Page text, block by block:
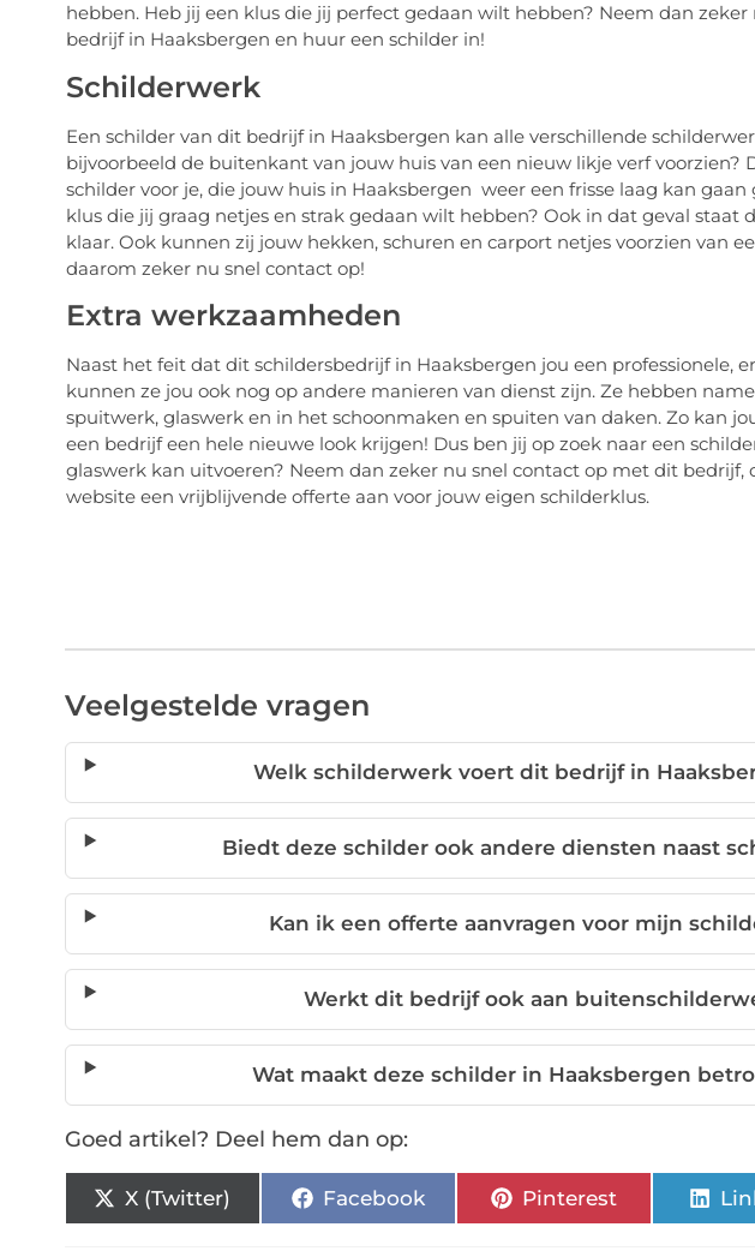
hebben. Heb jij een klus die jij perfect gedaan wilt hebben? Neem dan
bedrijf in Haaksbergen en huur een schilder in!
Schilderwerk
Een schilder van dit bedrijf in Haaksbergen kan alle verschillende
bijvoorbeeld de buitenkant van jouw huis van een nieuw likje verf voorzien?
schilder voor je, die jouw huis in Haaksbergen weer een frisse laag kan
klus die jij graag netjes en strak gedaan wilt hebben? Ook in dat geval staat
klaar. Ook kunnen zij jouw hekken, schuren en carport netjes voorzien van
daarom zeker nu snel contact op!
Extra werkzaamheden
Naast het feit dat dit schildersbedrijf in Haaksbergen jou een professionele,
kunnen ze jou ook nog op andere manieren van dienst zijn. Ze hebben
spuitwerk, glaswerk en in het schoonmaken en spuiten van daken. Zo kan
een bedrijf een hele nieuwe look krijgen! Dus ben jij op zoek naar een
glaswerk kan uitvoeren? Neem dan zeker nu snel contact op met dit bedrijf,
website een vrijblijvende offerte aan voor jouw eigen schilderklus.
Veelgestelde vragen
Welk schilderwerk voert dit bedrijf in
Biedt deze schilder ook andere diensten naast
Kan ik een offerte aanvragen voor mijn
Werkt dit bedrijf ook aan
Wat maakt deze schilder in Haaksbergen
Goed artikel? Deel hem dan op:
X (Twitter) Facebook Pinterest